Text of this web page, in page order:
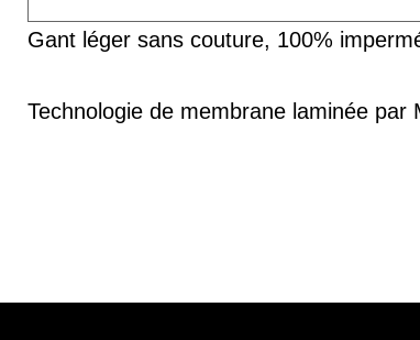
Gant léger sans couture, 100%
Technologie de membrane laminée